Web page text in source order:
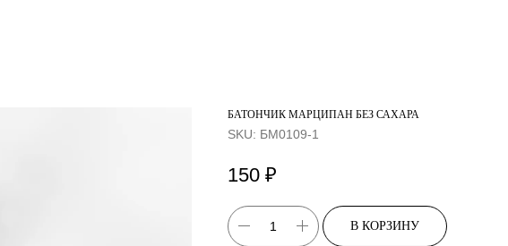
БАТОНЧИК МАРЦИПАН БЕЗ САХАРА
SKU: БМ0109-1
150 ₽
В КОРЗИНУ